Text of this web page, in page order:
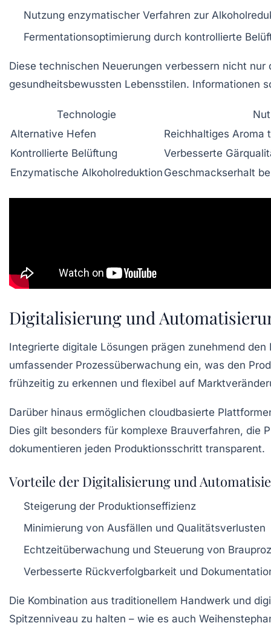
Nutzung enzymatischer Verfahren zur
Fermentationsoptimierung durch kontrollierte
Diese technischen Neuerungen verbessern nicht
gesundheitsbewussten Lebensstilen. Informationen
Technologie
Alternative Hefen
Reichhaltiges Aroma
Kontrollierte Belüftung
Verbesserte
Enzymatische Alkoholreduktion Geschmackserhalt
Digitalisierung und
Integrierte digitale Lösungen prägen zunehmend
umfassender Prozessüberwachung ein, was den
frühzeitig zu erkennen und flexibel auf
Darüber hinaus ermöglichen cloudbasierte
Dies gilt besonders für komplexe Brauverfahren, die
dokumentieren jeden Produktionsschritt transparent.
Vorteile der Digitalisierung und
Steigerung der Produktionseffizienz
Minimierung von Ausfällen und Qualitätsverlusten
Echtzeitüberwachung und Steuerung von
Verbesserte Rückverfolgbarkeit und
Die Kombination aus traditionellem Handwerk und
Spitzenniveau zu halten – wie es auch